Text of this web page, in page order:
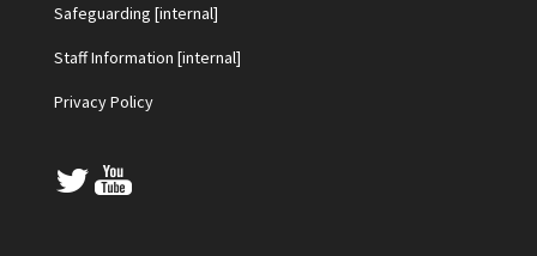
Safeguarding [internal]
Staff Information [internal]
Privacy Policy